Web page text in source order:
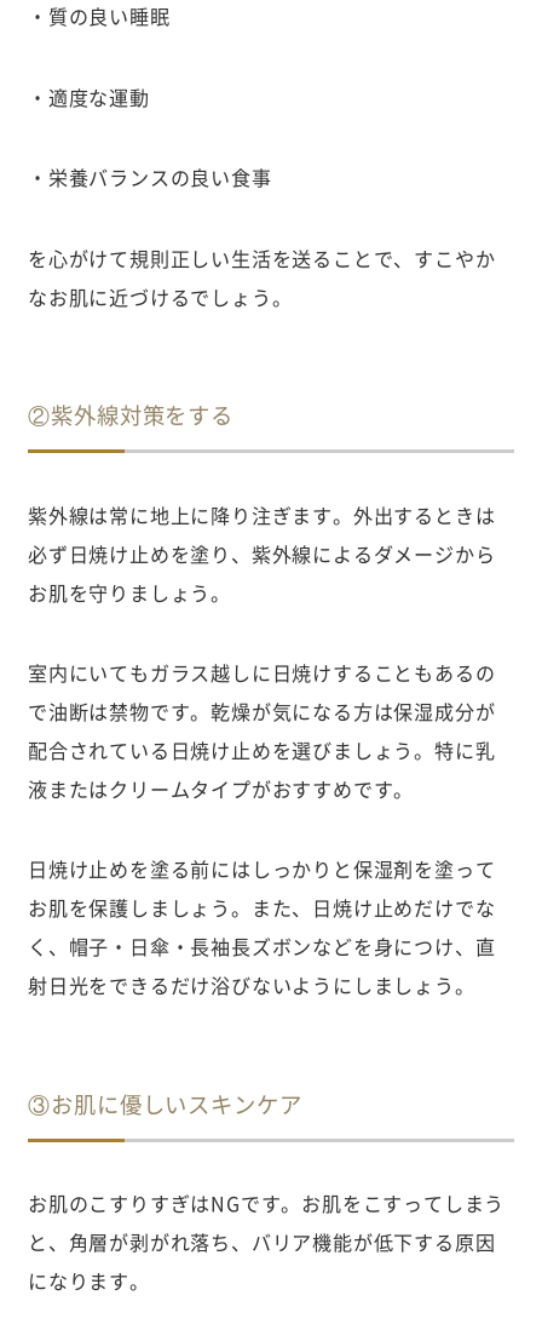
・質の良い睡眠
・適度な運動
・栄養バランスの良い食事
を心がけて規則正しい生活を送ることで、すこやか
なお肌に近づけるでしょう。
②紫外線対策をする
紫外線は常に地上に降り注ぎます。外出するときは
必ず日焼け止めを塗り、紫外線によるダメージから
お肌を守りましょう。
室内にいてもガラス越しに日焼けすることもあるの
で油断は禁物です。乾燥が気になる方は保湿成分が
配合されている日焼け止めを選びましょう。特に乳
液またはクリームタイプがおすすめです。
日焼け止めを塗る前にはしっかりと保湿剤を塗って
お肌を保護しましょう。また、日焼け止めだけでな
く、帽子・日傘・長袖長ズボンなどを身につけ、直
射日光をできるだけ浴びないようにしましょう。
③お肌に優しいスキンケア
お肌のこすりすぎはNGです。お肌をこすってしまう
と、角層が剥がれ落ち、バリア機能が低下する原因
になります。